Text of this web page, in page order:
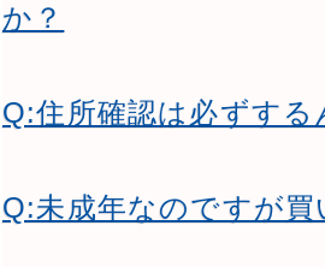
か？
Q:住所確認は必ずする
Q:未成年なのですが